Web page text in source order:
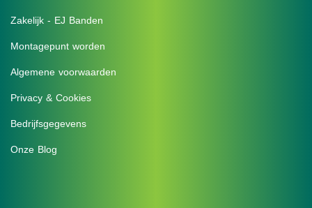
Zakelijk - EJ Banden
Montagepunt worden
Algemene voorwaarden
Privacy & Cookies
Bedrijfsgegevens
Onze Blog